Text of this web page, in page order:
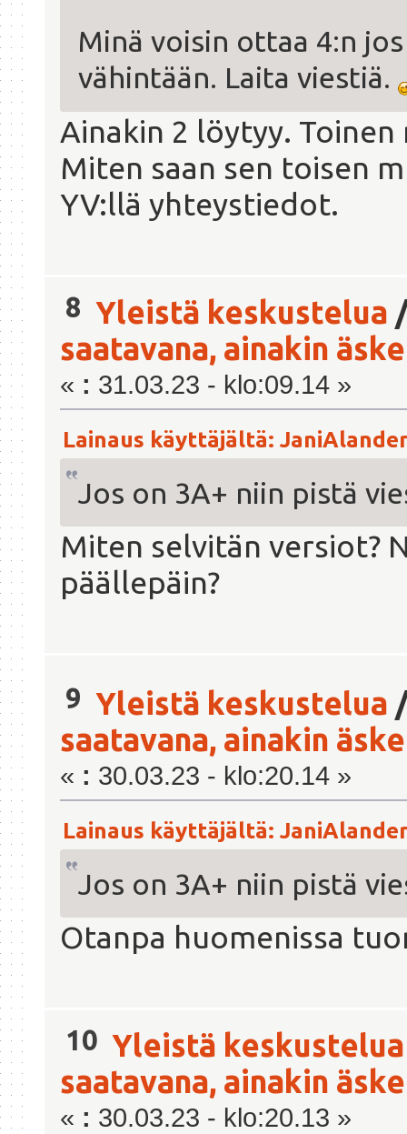
Minä voisin ottaa 4:n
vähintään. Laita viestiä.
Ainakin 2 löytyy. Toinen
Miten saan sen toisen
YV:llä yhteystiedot.
8 Yleistä keskustelua
saatavana, ainakin
« : 31.03.23 - klo:09.14 »
Lainaus käyttäjältä:
Jos on 3A+ niin pistä
Miten selvitän versiot?
päällepäin?
9 Yleistä keskustelua
saatavana, ainakin
« : 30.03.23 - klo:20.14 »
Lainaus käyttäjältä:
Jos on 3A+ niin pistä
Otanpa huomenissa
10 Yleistä keskustelua
saatavana, ainakin
« : 30.03.23 - klo:20.13 »